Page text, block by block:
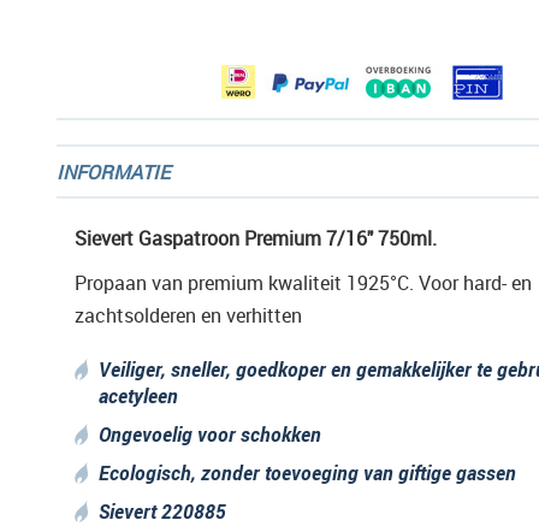
INFORMATIE
Sievert Gaspatroon Premium 7/16" 750ml.
Propaan van premium kwaliteit 1925°C. Voor hard- en
zachtsolderen en verhitten
Veiliger, sneller, goedkoper en gemakkelijker te
acetyleen
Ongevoelig voor schokken
Ecologisch, zonder toevoeging van giftige gassen
Sievert 220885